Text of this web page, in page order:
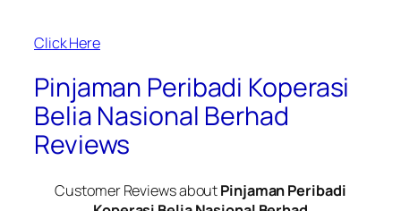
Click Here
Pinjaman Peribadi Koperasi
Belia Nasional Berhad
Reviews
Customer Reviews aboutPinjaman Peribadi